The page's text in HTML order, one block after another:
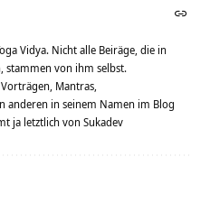
Vidya. Nicht alle Beiräge, die in
stammen von ihm selbst.
Mantras,
anderen in seinem Namen im Blog
ja letztlich von Sukadev